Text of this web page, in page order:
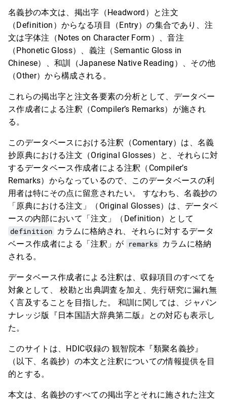
名義抄の本文は、掲出字（Headword）と注文
（Definition）からなる項目（Entry）の集合であり、注
文は字体注（Notes on Character Form）、音注
（Phonetic Gloss）、義注（Semantic Gloss in
Chinese）、和訓（Japanese Native Reading）、その他
（Other）から構成される。
これらの掲出字と注文各要素の分析として、データベー
ス作成者による注釈（Compiler’s Remarks）が施され
る。
このデータベースにおける注釈（Comentary）は、名義
抄原典における注文（Original Glosses）と、それらに対
するデータベース作成者による注釈（Compiler’s
Remarks）からなっているので、このデータベースの利
用者は特にその点に留意されたい。 すなわち、名義抄の
「原典における注文」（Original Glosses）は、データベ
ースの内部において「注文」（Definition）として
definition カラムに格納され、それらに対するデータ
ベース作成者による「注釈」が remarks カラムに格納
される。
データベース作成者による注釈は、収録項目のすべてを
対象として、 校勘と出典調査を加え、先行研究に漏れ無
く言及することを目指した。 和訓に関しては、ジャパン
ナレッジ版『日本国語大辞典第二版』との対応も表示し
た。
このサイトは、HDIC収録の 観智院本『類聚名義抄』
（以下、名義抄）の本文と注釈についての情報提供を目
的とする。
本文は、名義抄のすべての掲出字とそれに施された注文